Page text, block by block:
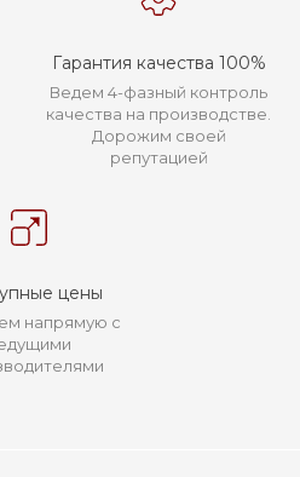
Гарантия качества 100%
Ведем 4-фазный контроль
качества на производстве.
Дорожим своей
репутацией
цены
напрямую с